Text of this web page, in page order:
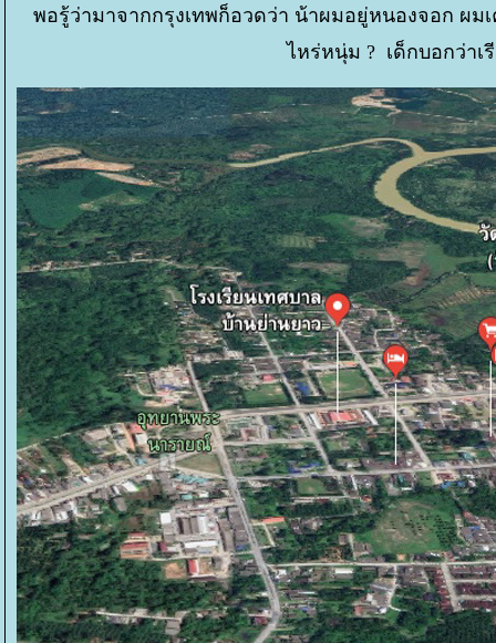
พอรู้ว่ามาจากกรุงเทพก็อวดว่า น้าผมอยู่หนองจอก ผม
ไหร่หนุ่ม ? เด็กบอกว่า